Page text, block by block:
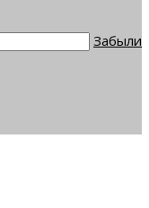
Забыли